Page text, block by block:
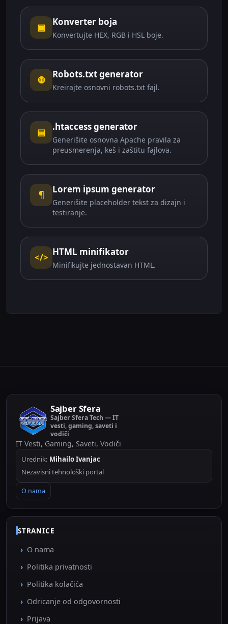
▣ Konverter boja
Konvertujte HEX, RGB i HSL boje.
🌐 Robots.txt generator
Kreirajte osnovni robots.txt fajl.
▤ .htaccess generator
Generišite osnovna Apache pravila za
preusmerenja, keš i zaštitu fajlova.
¶ Lorem ipsum generator
Generišite placeholder tekst za dizajn i
testiranje.
</> HTML minifikator
Minifikujte jednostavan HTML.
Sajber Sfera
Sajber Sfera Tech — IT
vesti, gaming, saveti i
vodiči
IT Vesti, Gaming, Saveti, Vodiči
Urednik: Mihailo Ivanjac
Nezavisni tehnološki portal
O nama
STRANICE
O nama
Politika privatnosti
Politika kolačića
Odricanje od odgovornosti
Prijava